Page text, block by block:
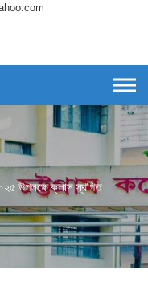
উপলক্ষে ক্লাস স্থগিত